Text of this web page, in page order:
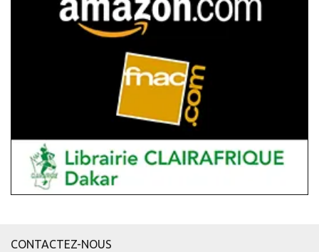
CONTACTEZ-NOUS